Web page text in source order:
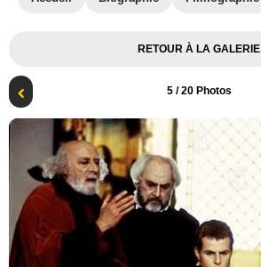
RETOUR À LA GALERIE
5/ 20 Photos